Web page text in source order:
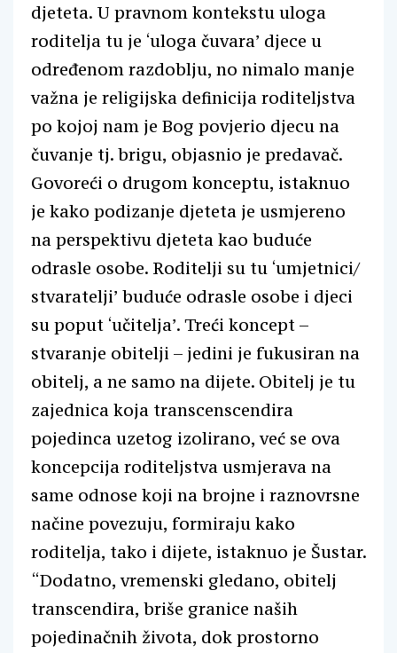
djeteta. U pravnom kontekstu uloga
roditelja tu je ‘uloga čuvara’ djece u
određenom razdoblju, no nimalo manje
važna je religijska definicija roditeljstva
po kojoj nam je Bog povjerio djecu na
čuvanje tj. brigu, objasnio je predavač.
Govoreći o drugom konceptu, istaknuo
je kako podizanje djeteta je usmjereno
na perspektivu djeteta kao buduće
odrasle osobe. Roditelji su tu ‘umjetnici/
stvaratelji’ buduće odrasle osobe i djeci
su poput ‘učitelja’. Treći koncept –
stvaranje obitelji – jedini je fukusiran na
obitelj, a ne samo na dijete. Obitelj je tu
zajednica koja transcenscendira
pojedinca uzetog izolirano, već se ova
koncepcija roditeljstva usmjerava na
same odnose koji na brojne i raznovrsne
načine povezuju, formiraju kako
roditelja, tako i dijete, istaknuo je Šustar.
“Dodatno, vremenski gledano, obitelj
transcendira, briše granice naših
pojedinačnih života, dok prostorno